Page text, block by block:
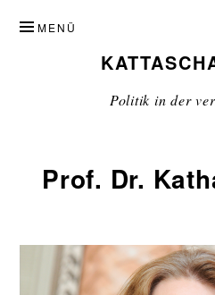
INHALT
SPRINGEN
Politik in der
MENÜ
Prof. Dr.